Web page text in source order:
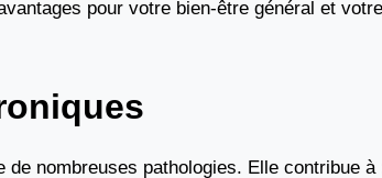
pour votre bien-être général et
nombreuses pathologies. Elle contribue à